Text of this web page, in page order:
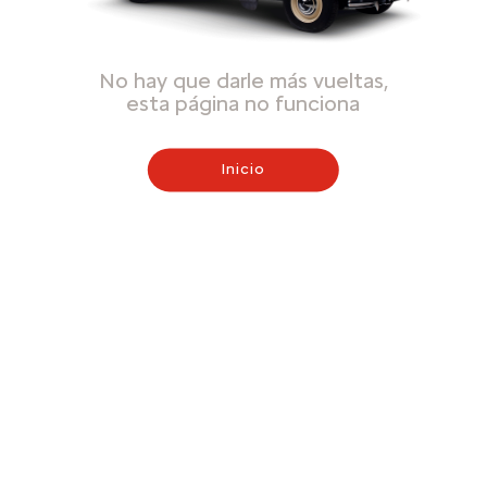
No hay que darle más vueltas,
esta página no funciona
Inicio